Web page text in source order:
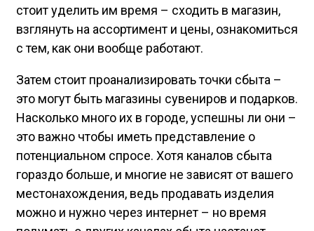
стоит уделить им время – сходить в магазин,
взглянуть на ассортимент и цены, ознакомиться
с тем, как они вообще работают.
Затем стоит проанализировать точки сбыта –
это могут быть магазины сувениров и подарков.
Насколько много их в городе, успешны ли они –
это важно чтобы иметь представление о
потенциальном спросе. Хотя каналов сбыта
гораздо больше, и многие не зависят от вашего
местонахождения, ведь продавать изделия
можно и нужно через интернет – но время